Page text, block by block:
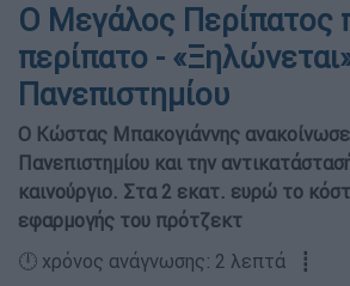
Ο Μεγάλος Περίπατος
περίπατο -
Πανεπιστημίου
Ο Κώστας Μπακογιάννης
Πανεπιστημίου και την
καινούργιο. Στα 2 εκατ. ευρώ το
εφαρμογής του πρότζεκτ
🕛 χρόνος ανάγνωσης: 2 λεπτά ┋